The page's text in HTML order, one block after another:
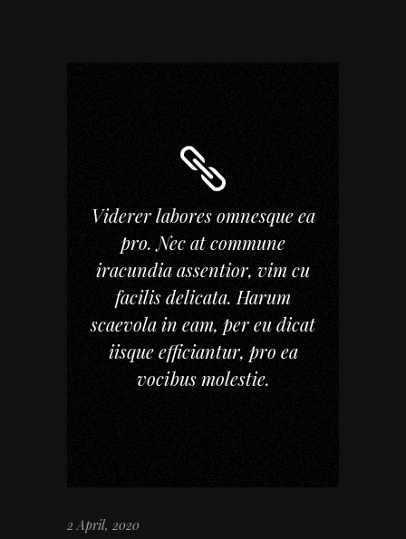
Viderer labores omnesque ea
pro. Nec at commune
iracundia assentior, vim cu
facilis delicata. Harum
scaevola in eam, per eu dicat
iisque efficiantur, pro ea
vocibus molestie.
2 April, 2020